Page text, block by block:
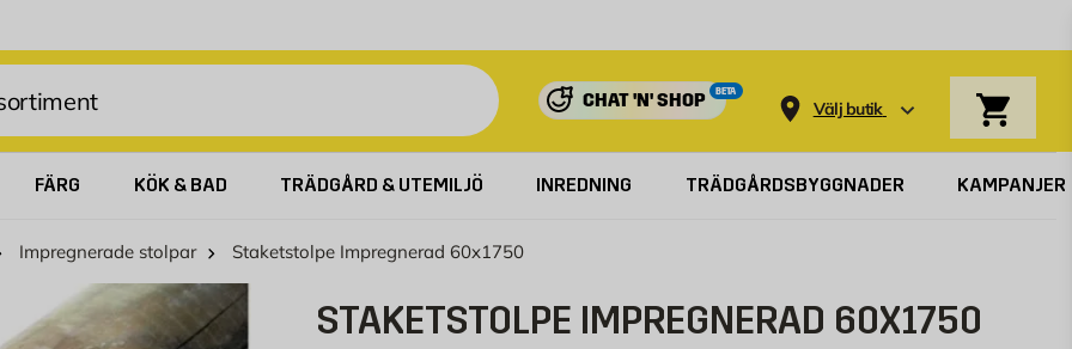
CHAT 'N' SHOP
BETA
Välj butik
FÄRG KÖK & BAD TRÄDGÅRD & UTEMILJÖ INREDNING TRÄDGÅRDSBYGGNADER KAMPANJER
Impregnerade stolpar Staketstolpe Impregnerad 60x1750
STAKETSTOLPE IMPREGNERAD 60X1750